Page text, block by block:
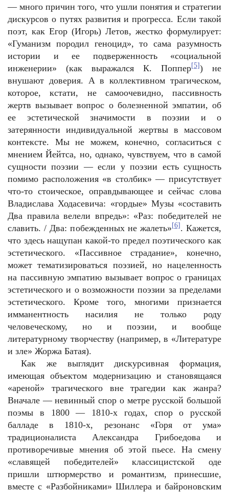
— много причин того, что ушли понятия и стратегии
дискурсов о путях развития и прогресса. Если такой
поэт, как Егор (Игорь) Летов, жестко формулирует:
«Гуманизм породил геноцид», то сама разумность
истории и ее подверженность «социальной
инженерии» (как выражался К. Поппер[5]) не
внушают доверия. А в коллективном трагическом,
которое, кстати, не самоочевидно, пассивность
жертв вызывает вопрос о болезненной эмпатии, об
ее эстетической значимости в поэзии и о
затерянности индивидуальной жертвы в массовом
контексте. Мы не можем, конечно, согласиться с
мнением Йейтса, но, однако, чувствуем, что в самой
сущности поэзии — если у поэзии есть сущность
помимо расположения «в столбик» — присутствует
что-то стоическое, оправдывающее и сейчас слова
Владислава Ходасевича: «гордые» Музы «составить
Два правила велели впредь»: «Раз: победителей не
славить. / Два: побежденных не жалеть» [6] . Кажется,
что здесь нащупан какой-то предел поэтического как
эстетического. «Пассивное страдание», конечно,
может тематизироваться поэзией, но нацеленность
на пассивную эмпатию вызывает вопрос о границах
эстетического и о возможности поэзии за пределами
эстетического. Кроме того, многими признается
имманентность насилия не только роду
человеческому, но и поэзии, и вообще
литературному творчеству (например, в «Литературе
и зле» Жоржа Батая).
Как же выглядит дискурсивная формация,
имеющая объектом модернизацию и становящаяся
«ареной» трагического вне трагедии как жанра?
Вначале — невинный спор о метре русской большой
поэмы в 1800 — 1810-х годах, спор о русской
балладе в 1810-х, резонанс «Горя от ума»
традиционалиста Александра Грибоедова и
противоречивые мнения об этой пьесе. На смену
«славящей победителей» классицистской оде
пришли штюрмерство и романтизм, принесшие,
вместе с «Разбойниками» Шиллера и байроновским